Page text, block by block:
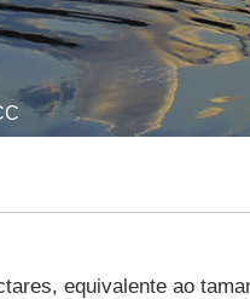
equivalente ao